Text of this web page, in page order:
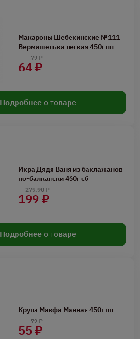
Макароны Шебекинские №111
Вермишелька легкая 450г пп
64 ₽
79 ₽
Подробнее о товаре
Икра Дядя Ваня из баклажанов
по-балкански 460г сб
199 ₽
279.90 ₽
Подробнее о товаре
Крупа Макфа Манная 450г пп
55 ₽
79 ₽